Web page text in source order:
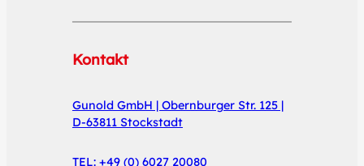
Kontakt
Gunold GmbH | Obernburger Str. 125 |
D-63811 Stockstadt
TEL: +49 (0) 6027 20080